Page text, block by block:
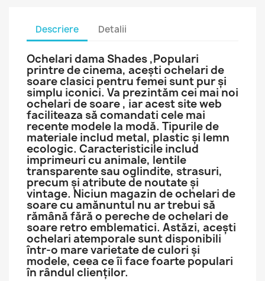
Descriere Detalii
Ochelari dama Shades ,Populari
printre de cinema, acești ochelari de
soare clasici pentru femei sunt pur și
simplu iconici. Va prezintăm cei mai noi
ochelari de soare , iar acest site web
faciliteaza să comandati cele mai
recente modele la modă. Tipurile de
materiale includ metal, plastic și lemn
ecologic. Caracteristicile includ
imprimeuri cu animale, lentile
transparente sau oglindite, strasuri,
precum și atribute de noutate și
vintage. Niciun magazin de ochelari de
soare cu amănuntul nu ar trebui să
rămână fără o pereche de ochelari de
soare retro emblematici. Astăzi, acești
ochelari atemporale sunt disponibili
într-o mare varietate de culori și
modele, ceea ce îi face foarte populari
în rândul clienților.